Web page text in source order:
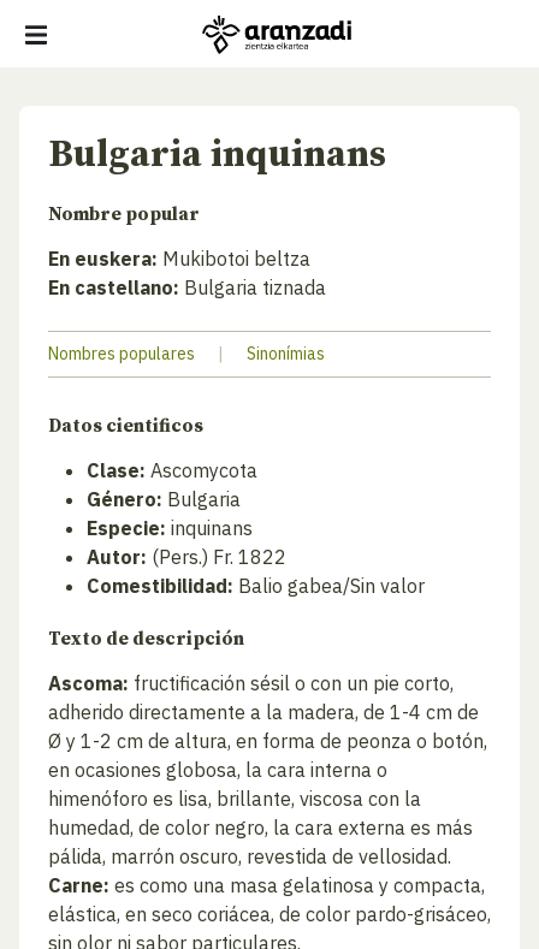
Bulgaria inquinans
Nombre popular
En euskera: Mukibotoi beltza
En castellano: Bulgaria tiznada
Nombres populares | Sinonímias
Datos cientificos
Clase: Ascomycota
Género: Bulgaria
Especie: inquinans
Autor: (Pers.) Fr. 1822
Comestibilidad: Balio gabea/Sin valor
Texto de descripción
Ascoma: fructificación sésil o con un pie corto,
adherido directamente a la madera, de 1-4 cm de
Ø y 1-2 cm de altura, en forma de peonza o botón,
en ocasiones globosa, la cara interna o
himenóforo es lisa, brillante, viscosa con la
humedad, de color negro, la cara externa es más
pálida, marrón oscuro, revestida de vellosidad.
Carne: es como una masa gelatinosa y compacta,
elástica, en seco coriácea, de color pardo-grisáceo,
sin olor ni sabor particulares.